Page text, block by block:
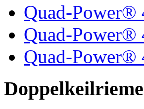
Quad-Power®
Quad-Power®
Quad-Power®